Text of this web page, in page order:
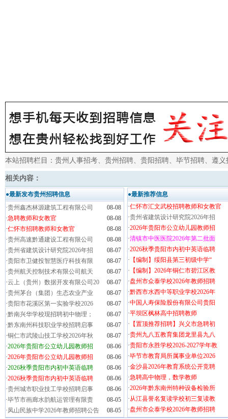
本站招聘栏目： 贵州人事招考、 贵州招聘、 贵阳招聘、 毕节招聘、 遵义
相关内容：
●最新发布贵州招聘信息
·贵州鑫杰林源建筑工程有限公司
08-08
·急聘教师和女教官
08-08
·仁怀市招聘教师和女教官
08-08
·贵州高速黔通建设工程有限公司
08-08
·贵州省建筑设计研究院2026年招
08-07
·贵阳市卫健投智慧医疗科技有限
08-07
·贵州航天控制技术有限公司航天
08-07
·云上（贵州）数据开发有限公司20
08-07
·贵州茅台（集团）生态农业产业
08-07
·贵阳市花溪区第一实验学校2026
08-07
·黔南兴华学校现招聘初中物理；
08-07
·黔东南州科技职业学校招聘启事
08-07
·铜仁市武陵山技工学校2026年秋
08-07
·2026年贵阳市公立幼儿园教师招
08-06
·2026年贵阳市公立幼儿园教师招
08-06
·2026秋季贵阳市内初中英语临聘
08-06
·2026秋季贵阳市内初中英语临聘
08-06
·贵州城市职业技工学校招聘启事
08-06
·毕节市画廊水韵航运管理有限责
08-05
·凤山民族中学2026年教师招聘公告 08-05
●最新推荐信息
·仁怀市汇文武校招聘教师和女教官
·贵州省建筑设计研究院2026年招
·2026年贵阳市公立幼儿园教师招
·清镇市中医医院2026年第二批面
·2026秋季贵阳市内初中英语临聘
· 【编制】绥阳县第三初级中学“
· 【编制】2026年铜仁市碧江区教
·盘州市众泰学校2026年教师招聘
·黔西市水西中等职业学校2026年
·中国人寿保险股份有限公司贵阳
·平坝区枫林高中招聘教师
· 【置顶推荐招聘】兴义市急聘初
·贵州九八五教育集团龙里县九八
·贵阳市永胜学校2026-2027学年教
·毕节市教育局所属事业单位2026
·金沙县2026年教育系统公开竞聘
·急聘高中物理，数学教师
·2026年黔东南州特种设备检验所
·从江县誉名复读学校初三复读教
·盘州市众泰学校2026年教师招聘